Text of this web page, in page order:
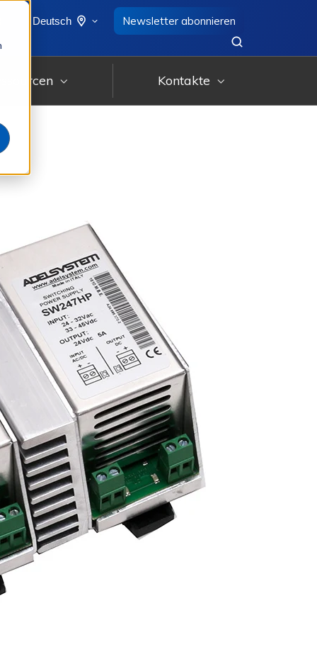
Deutsch Newsletter abonnieren
Kontakte